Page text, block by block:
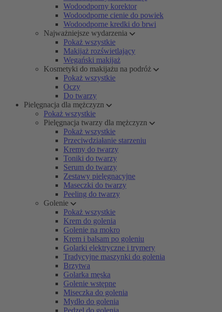
Wodoodporny korektor
Wodoodporne cienie do powiek
Wodoodporne kredki do brwi
Najważniejsze wydarzenia
Pokaż wszystkie
Makijaż rozświetlający
Wegański makijaż
Kosmetyki do makijażu na podróż
Pokaż wszystkie
Oczy
Do twarzy
Pielęgnacja dla mężczyzn
Pokaż wszystkie
Pielęgnacja twarzy dla mężczyzn
Pokaż wszystkie
Przeciwdziałanie starzeniu
Kremy do twarzy
Toniki do twarzy
Serum do twarzy
Zestawy pielęgnacyjne
Maseczki do twarzy
Peeling do twarzy
Golenie
Pokaż wszystkie
Krem do golenia
Golenie na mokro
Krem i balsam po goleniu
Golarki elektryczne i trymery
Tradycyjne maszynki do golenia
Brzytwa
Golarka męska
Golenie wstępne
Miseczka do golenia
Mydło do golenia
Pędzel do golenia